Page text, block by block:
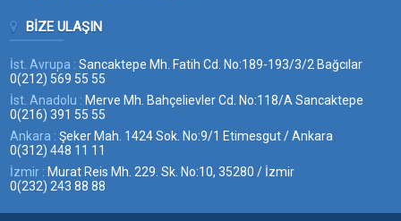
BIZE ULAŞIN
İst. Avrupa :Sancaktepe Mh. Fatih Cd. No:189-193/3/2 Bağcılar
0(212) 569 55 55
İst. Anadolu : Merve Mh. Bahçelievler Cd. No:118/A Sancaktepe
0(216) 391 55 55
Ankara :Şeker Mah. 1424 Sok. No:9/1 Etimesgut / Ankara
0(312) 448 11 11
İzmir : Murat Reis Mh. 229. Sk. No:10, 35280 / İzmir
0(232) 243 88 88